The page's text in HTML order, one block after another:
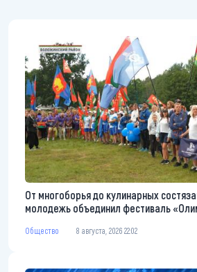
От многоборья до кулинарных
молодежь объединил фестиваль
Общество 8 августа, 2026 22:02